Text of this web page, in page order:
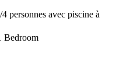
personnes avec piscine à
Bedroom